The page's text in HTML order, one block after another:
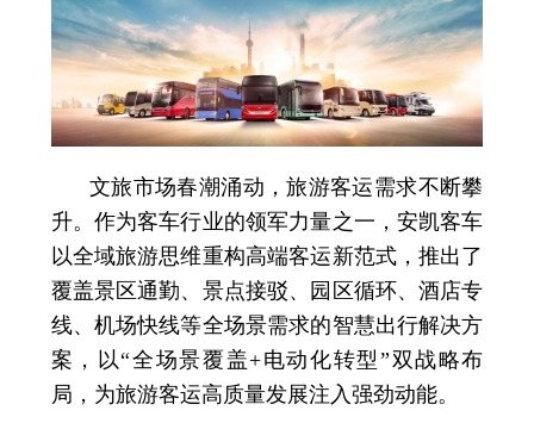
文旅市场春潮涌动，旅游客运需求不断攀
升。作为客车行业的领军力量之一，安凯客车
以全域旅游思维重构高端客运新范式，推出了
覆盖景区通勤、景点接驳、园区循环、酒店专
线、机场快线等全场景需求的智慧出行解决方
案，以“全场景覆盖+电动化转型”双战略布
局，为旅游客运高质量发展注入强劲动能。